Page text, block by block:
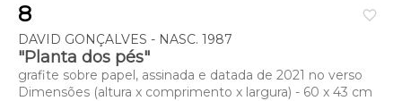
favorite_border
8
DAVID GONÇALVES - NASC. 1987
"Planta dos pés"
grafite sobre papel, assinada e datada de 2021 no verso
Dimensões (altura x comprimento x largura) - 60 x 43 cm